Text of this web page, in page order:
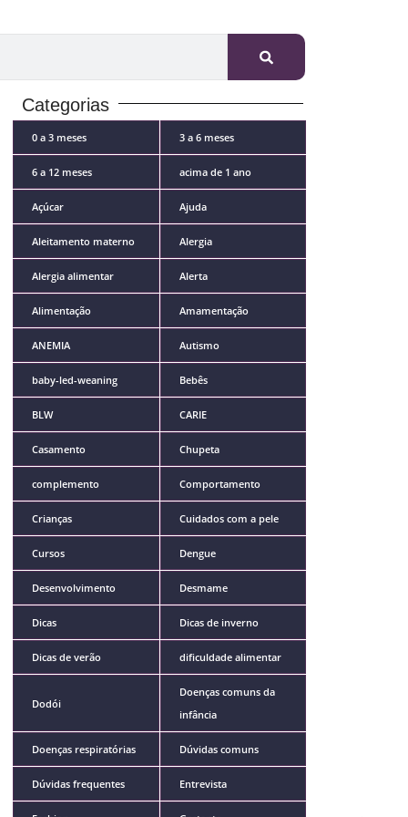
Categorias
0 a 3 meses 3 a 6 meses
6 a 12 meses acima de 1 ano
Açúcar Ajuda
Aleitamento materno Alergia
Alergia alimentar Alerta
Alimentação Amamentação
ANEMIA Autismo
baby-led-weaning Bebês
BLW CARIE
Casamento Chupeta
complemento Comportamento
Crianças Cuidados com a pele
Cursos Dengue
Desenvolvimento Desmame
Dicas Dicas de inverno
Dicas de verão dificuldade alimentar
Dodói
Doenças comuns da
infância
Doenças respiratórias Dúvidas comuns
Dúvidas frequentes Entrevista